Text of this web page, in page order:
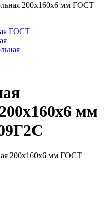
200x160x6 мм ГОСТ
ГОСТ
мм